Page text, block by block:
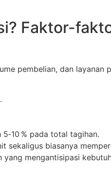
Faktor-
pembelian, dan layanan
% pada total tagihan.
biasanya
mengantisipasi